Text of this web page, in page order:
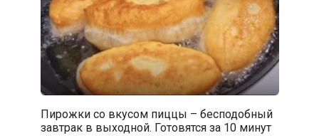
Пирожки со вкусом пиццы – бесподобный
завтрак в выходной. Готовятся за 10 минут